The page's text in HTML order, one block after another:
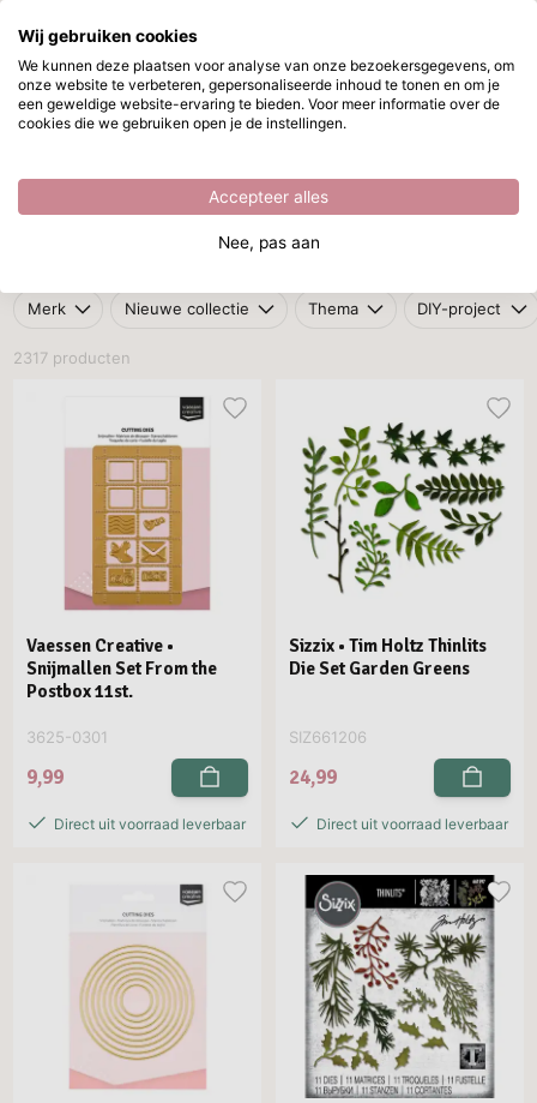
Ga naar hoofdinhoud
Direct uit voorraad leverbaar
Overige snijmallen
/ Snijmallen / Overige snijmallen
Overige snijmallen
Inoverige snijmallenvind je een breed aanbod aan unieke
designs. Perfect voor elke creatieve toepassing!
Merk Nieuwe collectie Thema DIY-project
2317 producten
Vaessen Creative •
Snijmallen Set From the
Postbox 11st.
3625-0301
9,99
Direct uit voorraad leverbaar
Sizzix • Tim Holtz Thinlits
Die Set Garden Greens
SIZ661206
24,99
Direct uit voorraad leverbaar
Wij gebruiken cookies
We kunnen deze plaatsen voor analyse van onze bezoekersgegevens, om
onze website te verbeteren, gepersonaliseerde inhoud te tonen en om je
een geweldige website-ervaring te bieden. Voor meer informatie over de
cookies die we gebruiken open je de instellingen.
Accepteer alles
Nee, pas aan